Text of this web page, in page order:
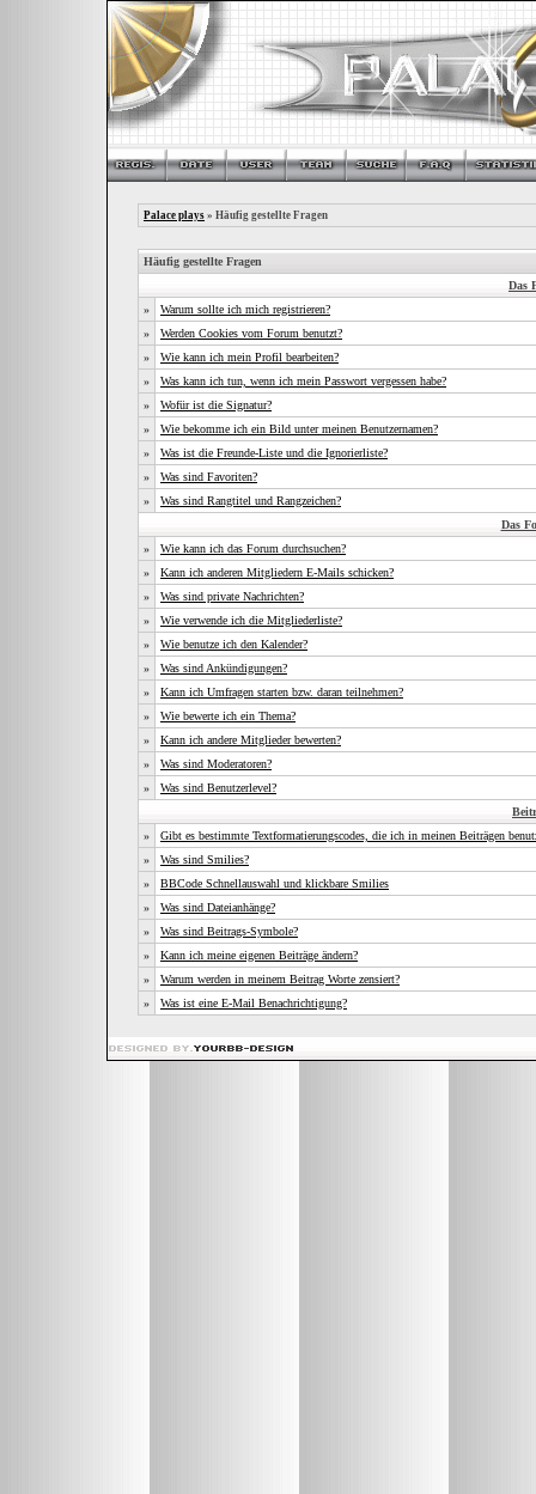
Palace plays » Häufig gestellte Fragen
Häufig gestellte Fragen
Das
»
Warum sollte ich mich registrieren?
»
Werden Cookies vom Forum benutzt?
»
Wie kann ich mein Profil bearbeiten?
»
Was kann ich tun, wenn ich mein Passwort vergessen habe?
»
Wofür ist die Signatur?
»
Wie bekomme ich ein Bild unter meinen Benutzernamen?
»
Was ist die Freunde-Liste und die Ignorierliste?
»
Was sind Favoriten?
»
Was sind Rangtitel und Rangzeichen?
Das
»
Wie kann ich das Forum durchsuchen?
»
Kann ich anderen Mitgliedern E-Mails schicken?
»
Was sind private Nachrichten?
»
Wie verwende ich die Mitgliederliste?
»
Wie benutze ich den Kalender?
»
Was sind Ankündigungen?
»
Kann ich Umfragen starten bzw. daran teilnehmen?
»
Wie bewerte ich ein Thema?
»
Kann ich andere Mitglieder bewerten?
»
Was sind Moderatoren?
»
Was sind Benutzerlevel?
»
Gibt es bestimmte Textformatierungscodes, die ich in meinen Beiträgen
»
Was sind Smilies?
»
BBCode Schnellauswahl und klickbare Smilies
»
Was sind Dateianhänge?
»
Was sind Beitrags-Symbole?
»
Kann ich meine eigenen Beiträge ändern?
»
Warum werden in meinem Beitrag Worte zensiert?
»
Was ist eine E-Mail Benachrichtigung?